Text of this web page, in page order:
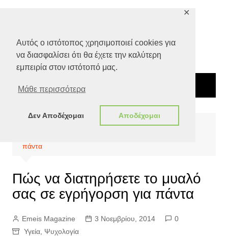
Αυτός ο ιστότοπος χρησιμοποιεί cookies για
να διασφαλίσει ότι θα έχετε την καλύτερη
εμπειρία στον ιστότοπό μας.
Μάθε περισσότερα
Δεν Αποδέχομαι Αποδέχομαι
✕
Ποιότητα Ζωής
Υγεία
πάντα
Πώς να διατηρήσετε το μυαλό
σας σε εγρήγορση για πάντα
Emeis Magazine 3 Νοεμβρίου, 2014
0
Υγεία, Ψυχολογία